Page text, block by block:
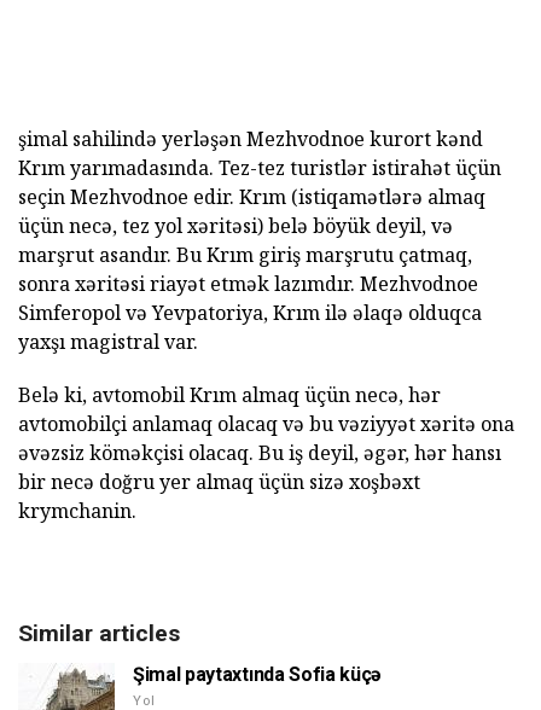
şimal sahilində yerləşən Mezhvodnoe kurort kənd
Krım yarımadasında. Tez-tez turistlər istirahət üçün
seçin Mezhvodnoe edir. Krım (istiqamətlərə almaq
üçün necə, tez yol xəritəsi) belə böyük deyil, və
marşrut asandır. Bu Krım giriş marşrutu çatmaq,
sonra xəritəsi riayət etmək lazımdır. Mezhvodnoe
Simferopol və Yevpatoriya, Krım ilə əlaqə olduqca
yaxşı magistral var.
Belə ki, avtomobil Krım almaq üçün necə, hər
avtomobilçi anlamaq olacaq və bu vəziyyət xəritə ona
əvəzsiz köməkçisi olacaq. Bu iş deyil, əgər, hər hansı
bir necə doğru yer almaq üçün sizə xoşbəxt
krymchanin.
Similar articles
Şimal paytaxtında Sofia küçə
Yol